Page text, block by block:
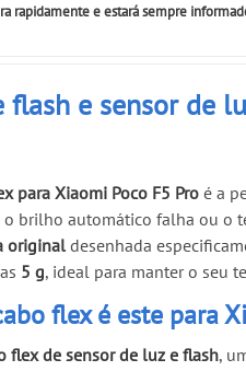
rapidamente e estará sempre
flash e sensor de
para Xiaomi Poco F5 Pro é a
o brilho automático falha ou o
originaldesenhada
5 g, ideal para manter o seu
flex é este para
flex de sensor de luz e flash,